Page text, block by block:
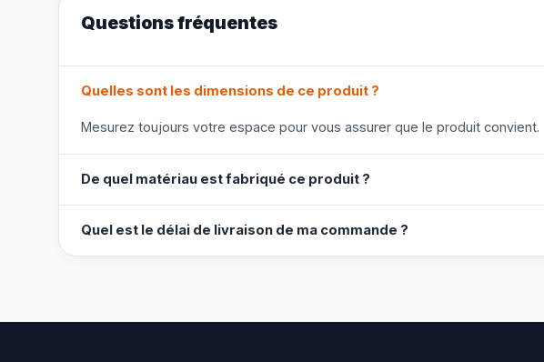
Questions fréquentes
Quelles sont les dimensions de ce produit ?
Mesurez toujours votre espace pour vous assurer que le produit convient.
De quel matériau est fabriqué ce produit ?
Quel est le délai de livraison de ma commande ?